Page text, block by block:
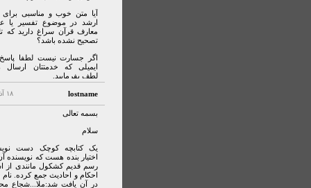
آیا متن خوب و مناسبی
ارشد در موضوع تفسیر یا
معارف قرآن سراغ دارید که
تصحیح نشده باشد؟
اگر جسارت نیست لطفا پاسخ
ایمیلی که خدمتتان ارسال
لطف بفرمایید.
lostname ۱۸ آذر ۱۳۹۰
بسمه تعالی
سلام
یک کتابچه کوچک دست
اختیار بنده هست که نویسنده
رسم قدیم کشکول مانندی از
احکام و احادیث جمع کرده.
در آن یافت شد:ملا...شجاع